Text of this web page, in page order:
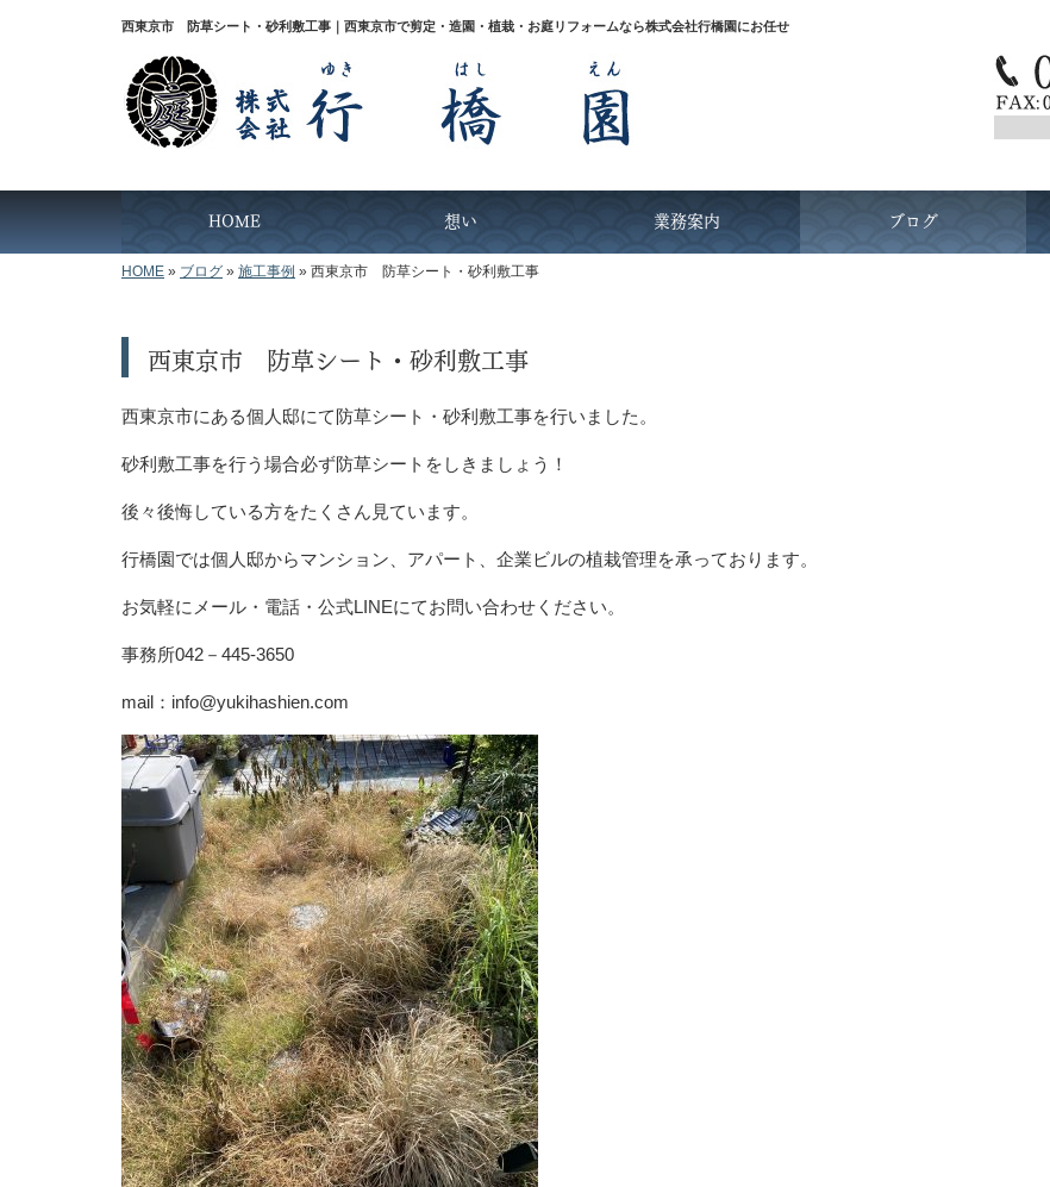
西東京市 防草シート・砂利敷工事｜西東京市で剪定・造園・植栽・お庭リフォームなら株式会社行橋園にお任せ
HOME 想い 業務案内 ブログ
HOME » ブログ » 施工事例 » 西東京市 防草シート・砂利敷工事
西東京市 防草シート・砂利敷工事
西東京市にある個人邸にて防草シート・砂利敷工事を行いました。
砂利敷工事を行う場合必ず防草シートをしきましょう！
後々後悔している方をたくさん見ています。
行橋園では個人邸からマンション、アパート、企業ビルの植栽管理を承っております。
お気軽にメール・電話・公式LINEにてお問い合わせください。
事務所042－445-3650
mail：info@yukihashien.com